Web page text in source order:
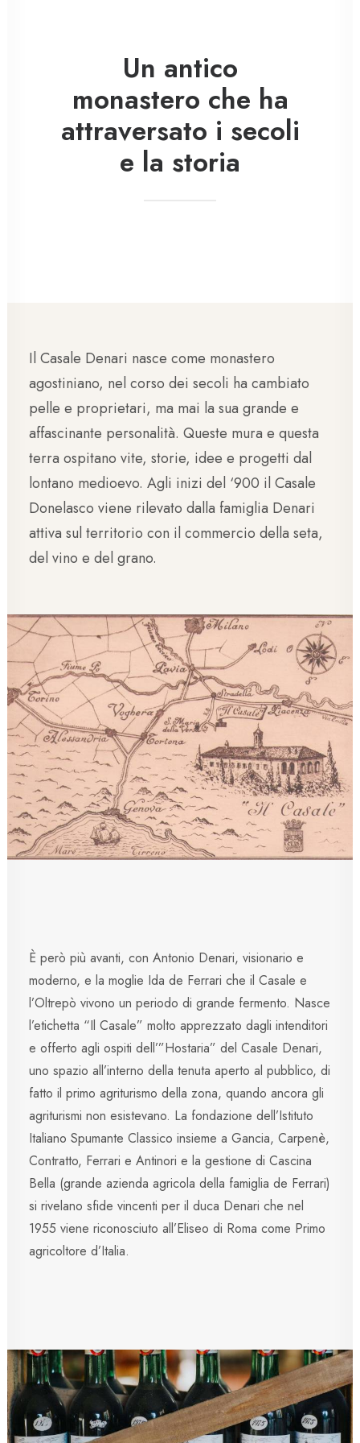
Un antico
monastero che ha
attraversato i secoli
e la storia
Il Casale Denari nasce come monastero
agostiniano, nel corso dei secoli ha cambiato
pelle e proprietari, ma mai la sua grande e
affascinante personalità. Queste mura e questa
terra ospitano vite, storie, idee e progetti dal
lontano medioevo. Agli inizi del ‘900 il Casale
Donelasco viene rilevato dalla famiglia Denari
attiva sul territorio con il commercio della seta,
del vino e del grano.
È però più avanti, con Antonio Denari, visionario e
moderno, e la moglie Ida de Ferrari che il Casale e
l’Oltrepò vivono un periodo di grande fermento. Nasce
l’etichetta “Il Casale” molto apprezzato dagli intenditori
e offerto agli ospiti dell’”Hostaria” del Casale Denari,
uno spazio all’interno della tenuta aperto al pubblico, di
fatto il primo agriturismo della zona, quando ancora gli
agriturismi non esistevano. La fondazione dell’Istituto
Italiano Spumante Classico insieme a Gancia, Carpenè,
Contratto, Ferrari e Antinori e la gestione di Cascina
Bella (grande azienda agricola della famiglia de Ferrari)
si rivelano sfide vincenti per il duca Denari che nel
1955 viene riconosciuto all’Eliseo di Roma come Primo
agricoltore d’Italia.